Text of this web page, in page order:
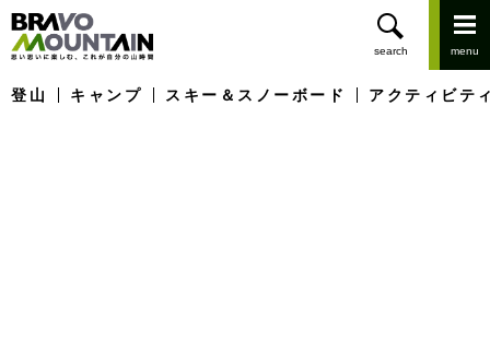
登山 キャンプ スキー＆スノーボード アクティビテ